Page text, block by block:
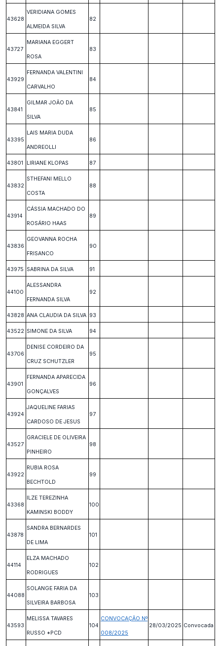
43628
VERIDIANA GOMES
ALMEIDA SILVA
82
43727
MARIANA EGGERT
ROSA
83
43929
FERNANDA VALENTINI
CARVALHO
84
43841
GILMAR JOÃO DA
SILVA
85
43395
LAIS MARIA DUDA
ANDREOLLI
86
43801 LIRIANE KLOPAS 87
43832
STHEFANI MELLO
COSTA
88
43914
CÁSSIA MACHADO DO
ROSÁRIO HAAS
89
43836
GEOVANNA ROCHA
FRISANCO
90
43975 SABRINA DA SILVA 91
44100
ALESSANDRA
FERNANDA SILVA
92
43828 ANA CLAUDIA DA SILVA 93
43522 SIMONE DA SILVA 94
43706
DENISE CORDEIRO DA
CRUZ SCHUTZLER
95
43901
FERNANDA APARECIDA
GONÇALVES
96
43924
JAQUELINE FARIAS
CARDOSO DE JESUS
97
43527
GRACIELE DE OLIVEIRA
PINHEIRO
98
43922
RUBIA ROSA
BECHTOLD
99
43368
ILZE TEREZINHA
KAMINSKI BODDY
100
43878
SANDRA BERNARDES
DE LIMA
101
44114
ELZA MACHADO
RODRIGUES
102
44088
SOLANGE FARIA DA
SILVEIRA BARBOSA
103
43593
MELISSA TAVARES
RUSSO *PCD
104
CONVOCAÇÃO Nº
008/2025
28/03/2025 Convocada